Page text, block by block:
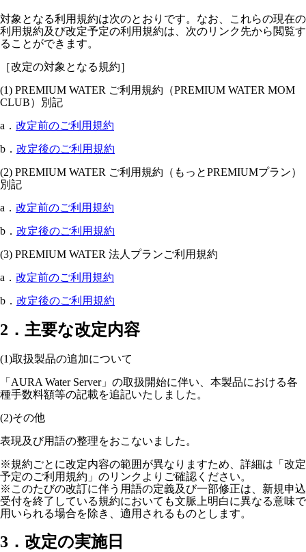
対象となる利用規約は次のとおりです。なお、これらの現在の
利用規約及び改定予定の利用規約は、次のリンク先から閲覧す
ることができます。
［改定の対象となる規約］
(1) PREMIUM WATER ご利用規約（PREMIUM WATER MOM
CLUB）別記
a． 改定前のご利用規約
b． 改定後のご利用規約
(2) PREMIUM WATER ご利用規約（もっとPREMIUMプラン）
別記
a． 改定前のご利用規約
b． 改定後のご利用規約
(3) PREMIUM WATER 法人プランご利用規約
a． 改定前のご利用規約
b． 改定後のご利用規約
2．主要な改定内容
(1)取扱製品の追加について
「AURA Water Server」の取扱開始に伴い、本製品における各
種手数料額等の記載を追記いたしました。
(2)その他
表現及び用語の整理をおこないました。
※規約ごとに改定内容の範囲が異なりますため、詳細は「改定
予定のご利用規約」のリンクよりご確認ください。
※このたびの改訂に伴う用語の定義及び一部修正は、新規申込
受付を終了している規約においても文脈上明白に異なる意味で
用いられる場合を除き、適用されるものとします。
3．改定の実施日